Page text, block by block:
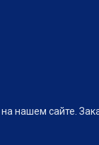
нашем сайте.